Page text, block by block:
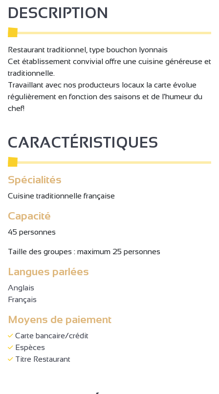
DESCRIPTION
Restaurant traditionnel, type bouchon lyonnais
Cet établissement convivial offre une cuisine généreuse et
traditionnelle.
Travaillant avec nos producteurs locaux la carte évolue
régulièrement en fonction des saisons et de l'humeur du
chef!
CARACTÉRISTIQUES
Spécialités
Cuisine traditionnelle française
Capacité
45 personnes
Taille des groupes : maximum 25 personnes
Langues parlées
Anglais
Français
Moyens de paiement
Carte bancaire/crédit
Espèces
Titre Restaurant